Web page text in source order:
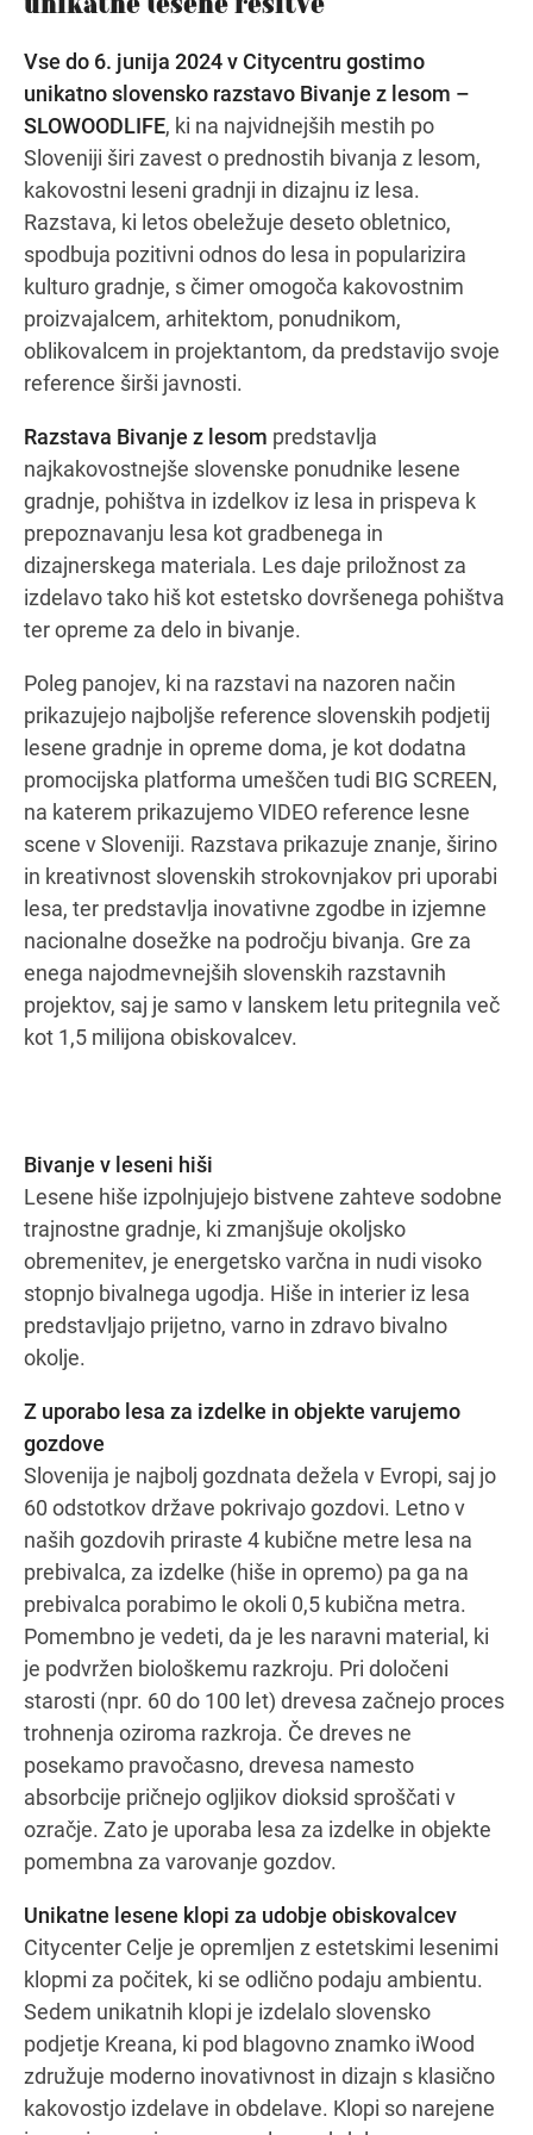
Navodila za pot
Vse do 6. junija 2024 v Citycentru gostimo
unikatno slovensko razstavo Bivanje z lesom –
SLOWOODLIFE, ki na najvidnejših mestih po
Sloveniji širi zavest o prednostih bivanja z lesom,
kakovostni leseni gradnji in dizajnu iz lesa.
Razstava, ki letos obeležuje deseto obletnico,
spodbuja pozitivni odnos do lesa in popularizira
kulturo gradnje, s čimer omogoča kakovostnim
proizvajalcem, arhitektom, ponudnikom,
oblikovalcem in projektantom, da predstavijo svoje
reference širši javnosti.
Razstava Bivanje z lesom predstavlja
najkakovostnejše slovenske ponudnike lesene
gradnje, pohištva in izdelkov iz lesa in prispeva k
prepoznavanju lesa kot gradbenega in
dizajnerskega materiala. Les daje priložnost za
izdelavo tako hiš kot estetsko dovršenega pohištva
ter opreme za delo in bivanje.
Poleg panojev, ki na razstavi na nazoren način
prikazujejo najboljše reference slovenskih podjetij
lesene gradnje in opreme doma, je kot dodatna
promocijska platforma umeščen tudi BIG SCREEN,
na katerem prikazujemo VIDEO reference lesne
scene v Sloveniji. Razstava prikazuje znanje, širino
in kreativnost slovenskih strokovnjakov pri uporabi
lesa, ter predstavlja inovativne zgodbe in izjemne
nacionalne dosežke na področju bivanja. Gre za
enega najodmevnejših slovenskih razstavnih
projektov, saj je samo v lanskem letu pritegnila več
kot 1,5 milijona obiskovalcev.
Bivanje v leseni hiši
Lesene hiše izpolnjujejo bistvene zahteve sodobne
trajnostne gradnje, ki zmanjšuje okoljsko
obremenitev, je energetsko varčna in nudi visoko
stopnjo bivalnega ugodja. Hiše in interier iz lesa
predstavljajo prijetno, varno in zdravo bivalno
okolje.
Z uporabo lesa za izdelke in objekte varujemo
gozdove
Slovenija je najbolj gozdnata dežela v Evropi, saj jo
60 odstotkov države pokrivajo gozdovi. Letno v
naših gozdovih priraste 4 kubične metre lesa na
prebivalca, za izdelke (hiše in opremo) pa ga na
prebivalca porabimo le okoli 0,5 kubična metra.
Pomembno je vedeti, da je les naravni material, ki
je podvržen biološkemu razkroju. Pri določeni
starosti (npr. 60 do 100 let) drevesa začnejo proces
trohnenja oziroma razkroja. Če dreves ne
posekamo pravočasno, drevesa namesto
absorbcije pričnejo ogljikov dioksid sproščati v
ozračje. Zato je uporaba lesa za izdelke in objekte
pomembna za varovanje gozdov.
Unikatne lesene klopi za udobje obiskovalcev
Citycenter Celje je opremljen z estetskimi lesenimi
klopmi za počitek, ki se odlično podaju ambientu.
Sedem unikatnih klopi je izdelalo slovensko
podjetje Kreana, ki pod blagovno znamko iWood
združuje moderno inovativnost in dizajn s klasično
kakovostjo izdelave in obdelave. Klopi so narejene